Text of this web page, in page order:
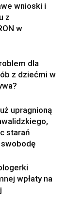
wnioski i
z
w
dla
z dziećmi w
upragnioną
starań
swobodę
wpłaty na